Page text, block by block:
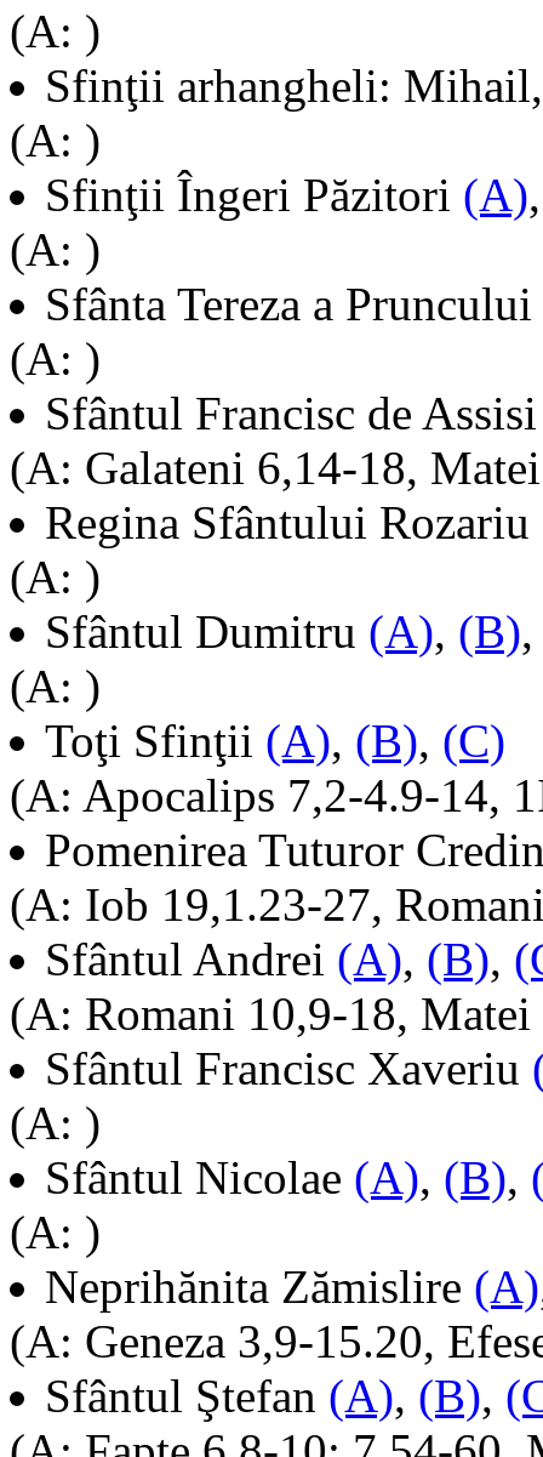
(A: )
Sfinţii arhangheli:
(A: )
Sfinţii Îngeri Păzitori (A)
(A: )
Sfânta Tereza a
(A: )
Sfântul Francisc de
(A: Galateni 6,14-18,
Regina Sfântului Rozariu
(A: )
Sfântul Dumitru (A), (B)
(A: )
Toţi Sfinţii (A), (B), (C)
(A: Apocalips 7,2-4.9-14,
Pomenirea Tuturor
(A: Iob 19,1.23-27,
Sfântul Andrei (A), (B),
(A: Romani 10,9-18,
Sfântul Francisc Xaveriu
(A: )
Sfântul Nicolae (A), (B),
(A: )
Neprihănita Zămislire (A)
(A: Geneza 3,9-15.20,
Sfântul Ştefan (A), (B),